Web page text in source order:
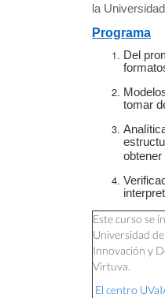
la
Programa
Del
tomar
Este curso se
Universidad
Innovación y
Virtuva.
El centro